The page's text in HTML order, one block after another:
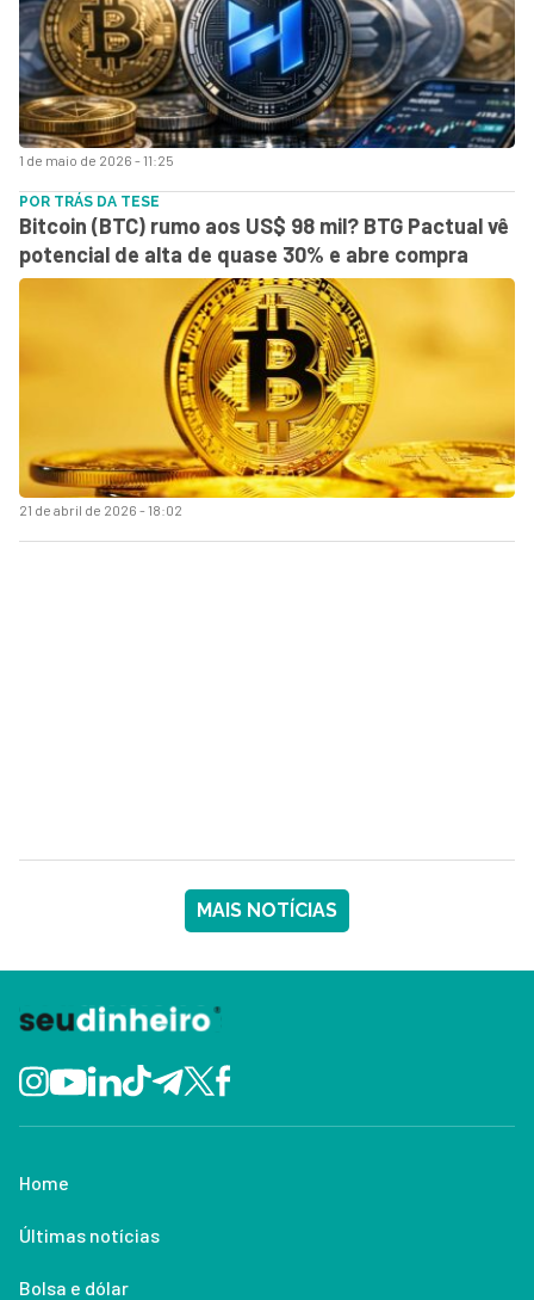
1 de maio de 2026 - 11:25
21 de abril de 2026 - 18:02
POR TRÁS DA TESE
Bitcoin (BTC) rumo aos US$ 98 mil? BTG Pactual vê
potencial de alta de quase 30% e abre compra
MAIS NOTÍCIAS
Home
Últimas notícias
Bolsa e dólar